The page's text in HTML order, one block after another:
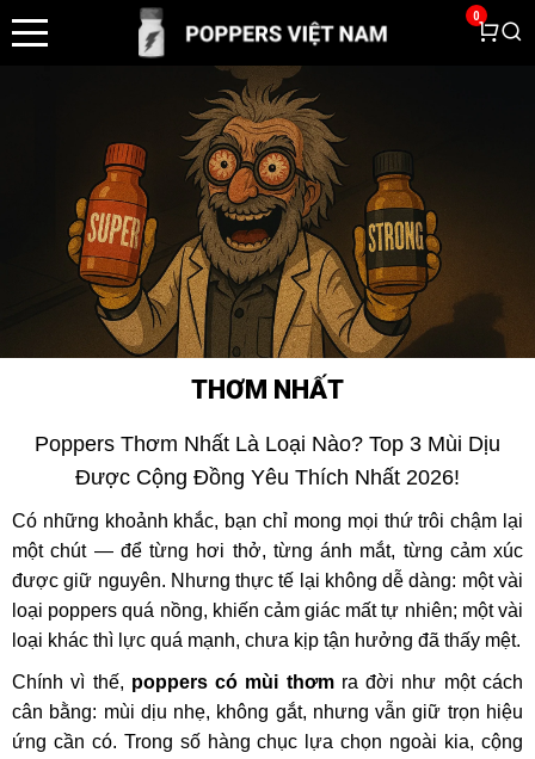
0
THƠM NHẤT
Poppers Thơm Nhất Là Loại Nào? Top 3 Mùi Dịu
Được Cộng Đồng Yêu Thích Nhất 2026!
Có những khoảnh khắc, bạn chỉ mong mọi thứ trôi chậm lại
một chút — để từng hơi thở, từng ánh mắt, từng cảm xúc
được giữ nguyên. Nhưng thực tế lại không dễ dàng: một vài
loại poppers quá nồng, khiến cảm giác mất tự nhiên; một vài
loại khác thì lực quá mạnh, chưa kịp tận hưởng đã thấy mệt.
Chính vì thế, poppers có mùi thơmra đời như một cách
cân bằng: mùi dịu nhẹ, không gắt, nhưng vẫn giữ trọn hiệu
ứng cần có. Trong số hàng chục lựa chọn ngoài kia, cộng